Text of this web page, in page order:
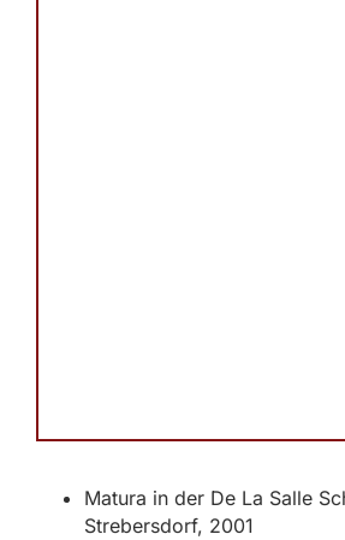
Matura in der De La Salle
Strebersdorf, 2001